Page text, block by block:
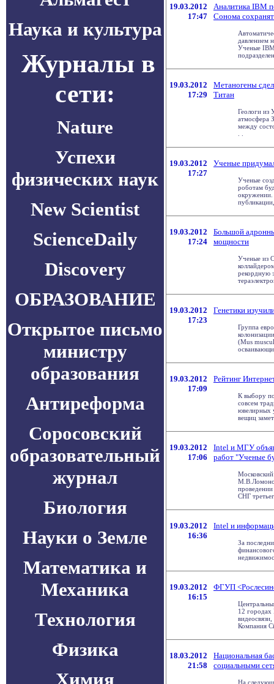
Наука и культура
Журналы в
сети:
Nature
Успехи
физических наук
New Scientist
ScienceDaily
Discovery
ОБРАЗОВАНИЕ
Открытое письмо
министру
образования
Антиреформа
Соросовский
образовательный
журнал
Биология
Науки о Земле
Математика и
Механика
Технология
Физика
Химия
19.03.2012
17:47
Аналитика IBM
Сонома
давлением
Ученые IBM
19.03.2012
17:29
Метаногены
Титан
Геологи из
атмосфера
между
19.03.2012
17:27
Ученые
Ученые
роботам
окружении.
19.03.2012
17:24
Большой
мощности
Ученые из
рекордную
19.03.2012
17:23
Генетики
Группа
(Mus
19.03.2012
17:09
Рейтинг
К выбору
совсем
ювелирных
вещиц
19.03.2012
17:06
Intel и МГУ
работ "Ученые
проведении
СНГ
19.03.2012
16:36
Intel и
За
19.03.2012
16:15
ФГУП
12 городах
Компания
18.03.2012
21:58
Национальная
социальными
На